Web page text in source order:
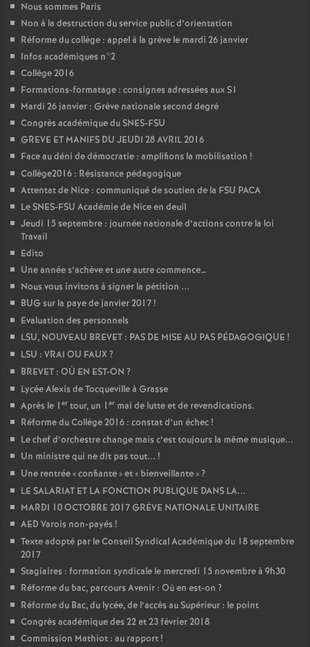
Nous sommes Paris
Non à la destruction du service public d’orientation
Réforme du collège : appel à la grève le mardi 26 janvier
Infos académiques n°2
Collège 2016
Formations-formatage : consignes adressées aux S1
Mardi 26 janvier : Grève nationale second degré
Congrès académique du SNES-FSU
GREVE ET MANIFS DU JEUDI 28 AVRIL 2016
Face au déni de démocratie : amplifions la mobilisation !
Collège2016 : Résistance pédagogique
Attentat de Nice : communiqué de soutien de la FSU PACA
Le SNES-FSU Académie de Nice en deuil
Jeudi 15 septembre : journée nationale d’actions contre la loi
Travail
Edito
Une année s’achève et une autre commence…
Nous vous invitons à signer la pétition ...
BUG sur la paye de janvier 2017!
Evaluation des personnels
LSU, NOUVEAU BREVET : PAS DE MISE AU PAS PÉDAGOGIQUE !
LSU : VRAI OU FAUX ?
BREVET : OÙ EN EST-ON ?
Lycée Alexis de Tocqueville à Grasse
Après le 1 er tour, un 1 er mai de lutte et de revendications.
Réforme du Collège 2016 : constat d’un échec!
Le chef d’orchestre change mais c’est toujours la même musique...
Un ministre qui ne dit pas tout... !
Une rentrée «confiante» et « bienveillante»?
LE SALARIAT ET LA FONCTION PUBLIQUE DANS LA...
MARDI 10 OCTOBRE 2017 GRÈVE NATIONALE UNITAIRE
AED Varois non-payés !
Texte adopté par le Conseil Syndical Académique du 18 septembre
2017
Stagiaires : formation syndicale le mercredi 15 novembre à 9h30
Réforme du bac, parcours Avenir : Où en est-on ?
Réforme du Bac, du lycée, de l’accès au Supérieur : le point
Congrès académique des 22 et 23 février 2018
Commission Mathiot : au rapport!